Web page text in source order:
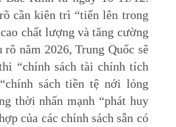
cần kiên trì “tiến lên trong
chất lượng và tăng cường
rõ năm 2026, Trung Quốc sẽ
“chính sách tài chính tích
sách tiền tệ nới lỏng
thời nhấn mạnh “phát huy
của các chính sách sẵn có